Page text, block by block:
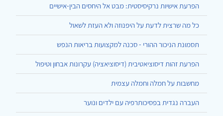
הפרעת אישיות נרקיסיסטית: מבט אל היחסים הבין-אישיים
כל מה שרצית לדעת על היפנוזה ולא העזת לשאול
תסמונת הניכור ההורי - סכנה למקצועות בריאות הנפש
הפרעת זהות דיסוציאטיבית (דיסוציאציה) עקרונות אבחון וטיפול
מחשבות על חמלה וחמלה עצמית
העברה נגדית בפסיכותרפיה עם ילדים ונוער